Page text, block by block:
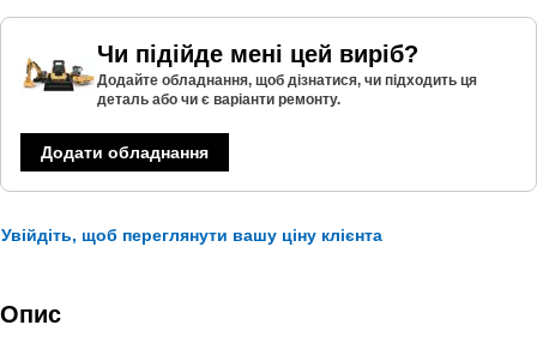
Чи підійде мені цей виріб?
Додайте обладнання, щоб дізнатися, чи підходить ця
деталь або чи є варіанти ремонту.
Додати обладнання
Увійдіть, щоб переглянути вашу ціну клієнта
Опис